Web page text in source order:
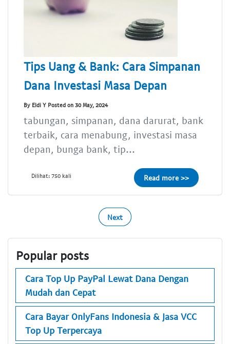
Tips Uang & Bank: Cara Simpanan
Dana Investasi Masa Depan
By Eldi Y Posted on 30 May, 2024
tabungan, simpanan, dana darurat, bank
terbaik, cara menabung, investasi masa
depan, bunga bank, tip...
Dilihat: 750 kali Read more >>
Next
Popular posts
Cara Top Up PayPal Lewat Dana Dengan
Mudah dan Cepat
Cara Bayar OnlyFans Indonesia & Jasa VCC
Top Up Terpercaya